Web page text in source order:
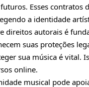
Esses contratos
a identidade
direitos autorais é
suas proteções
sua música é vital.
online.
musical pode